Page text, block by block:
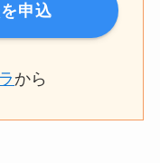
申込
から